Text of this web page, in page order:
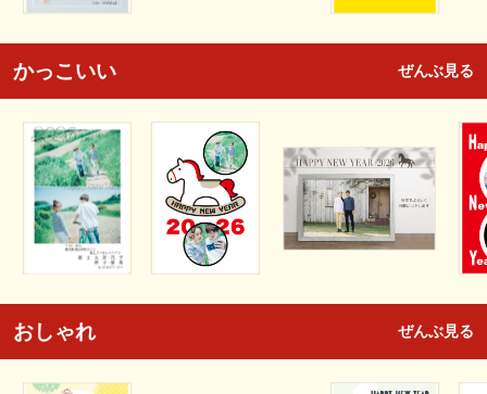
かっこいい ぜんぶ見る
おしゃれ ぜんぶ見る